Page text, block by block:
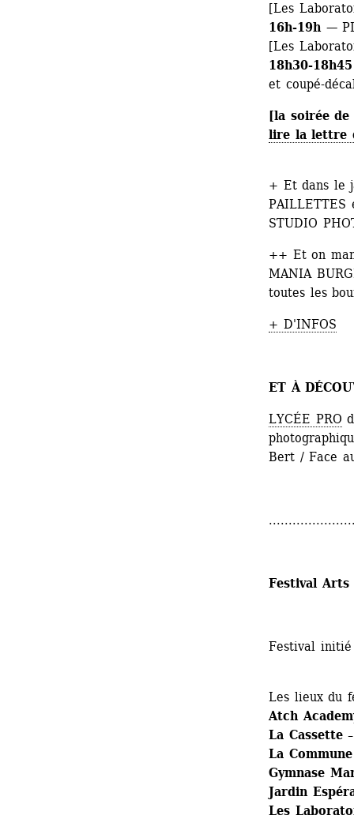
[Les
16h-19h —
[Les
18h30-
et coupé-
[la soirée
lire la lettre
+ Et dans le
PAILLETTES
STUDIO
++ Et on
MANIA
toutes les
+ D'INFOS
ET À
LYCÉE PRO
Bert / Face
Festival
Festival
Les lieux du
Atch
La Cassette
La
Gymnase
Jardin
Les